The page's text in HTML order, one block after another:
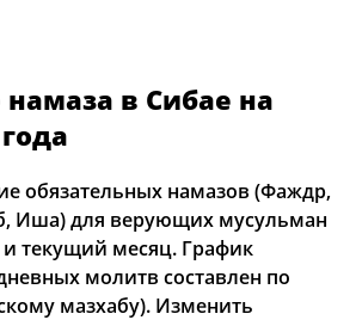
намаза в Сибае на
обязательных намазов (Фаждр,
Иша) для верующих мусульман
и текущий месяц. График
молитв составлен по
мазхабу). Изменить